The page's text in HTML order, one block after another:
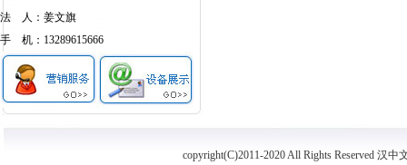
法 人：姜文旗
手 机：13289615666
copyright(C)2011-2020 All Rights Reserved 汉